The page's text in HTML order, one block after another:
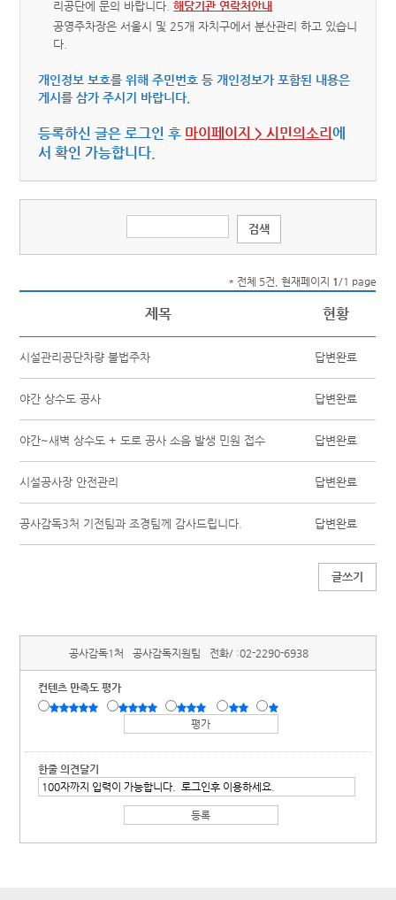
리공단에 문의 바랍니다.해당기관 연락처안내
공영주차장은 서울시 및 25개 자치구에서 분산관리 하고 있습니
다.
개인정보 보호를 위해 주민번호 등 개인정보가 포함된 내용은
게시를 삼가 주시기 바랍니다.
등록하신 글은 로그인 후 마이페이지 > 시민의소리에
서 확인 가능합니다.
* 전체 5건, 현재페이지 1/1 page
제목 현황
시설관리공단차량 불법주차 답변완료
야간 상수도 공사 답변완료
야간~새벽 상수도 + 도로 공사 소음 발생 민원 접수 답변완료
시설공사장 안전관리 답변완료
공사감독3처 기전팀과 조경팀께 감사드립니다. 답변완료
글쓰기
공사감독1처 공사감독지원팀 전화/ :02-2290-6938
컨텐츠 만족도 평가
한줄 의견달기